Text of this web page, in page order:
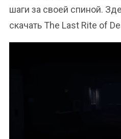
шаги за своей спиной.
скачать The Last Rite of